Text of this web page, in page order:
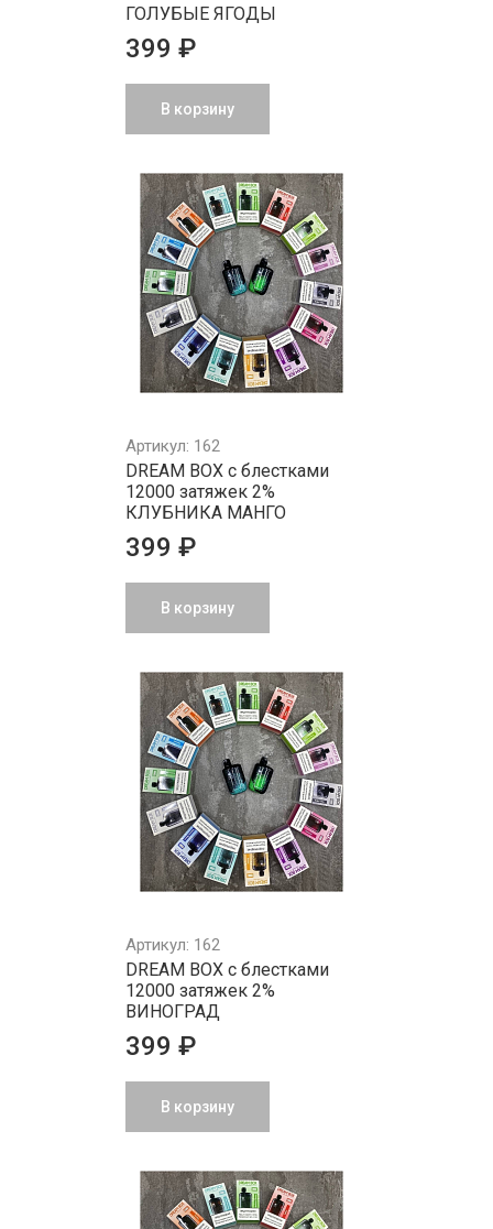
ГОЛУБЫЕ ЯГОДЫ
399 ₽
В корзину
Артикул: 162
DREAM BOX с блестками
12000 затяжек 2%
КЛУБНИКА МАНГО
399 ₽
В корзину
Артикул: 162
DREAM BOX с блестками
12000 затяжек 2%
ВИНОГРАД
399 ₽
В корзину